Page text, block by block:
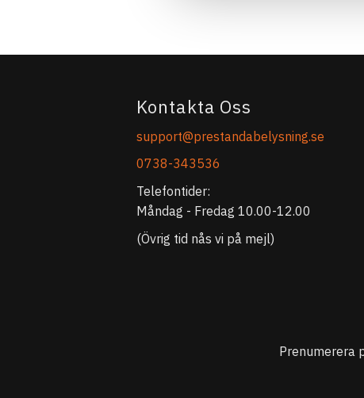
Kontakta Oss
support@prestandabelysning.se
0738-343536
Telefontider:
Måndag - Fredag 10.00-12.00
(Övrig tid nås vi på mejl)
Prenumerera